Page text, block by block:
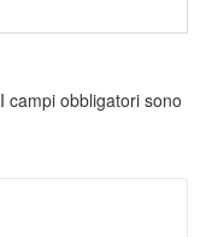
I campi obbligatori sono